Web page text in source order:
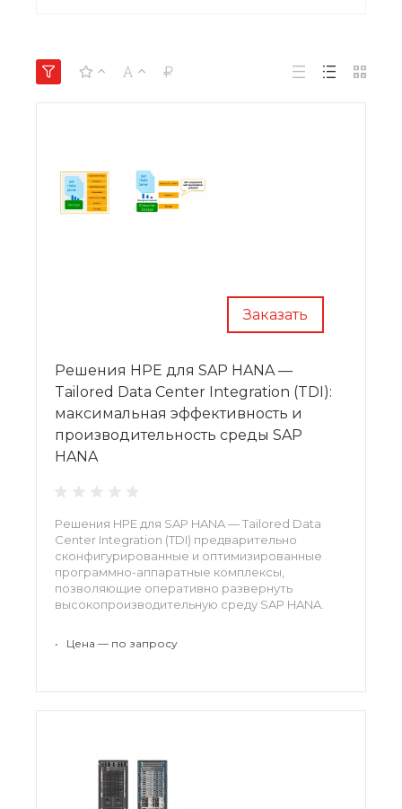
Заказать
Решения HPE для SAP HANA —
Tailored Data Center Integration (TDI):
максимальная эффективность и
производительность среды SAP
HANA
Решения HPE для SAP HANA — Tailored Data
Center Integration (TDI) предварительно
сконфигурированные и оптимизированные
программно-аппаратные комплексы,
позволяющие оперативно развернуть
высокопроизводительную среду SAP HANA.
гарантий и дополнительных возможностей.
• Цена — по запросу